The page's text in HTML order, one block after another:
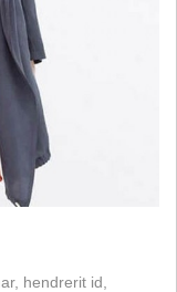
hendrerit id,